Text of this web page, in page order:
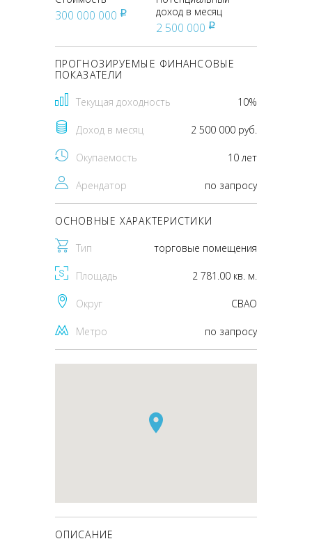
300 000 000 pуб
доход в месяц
2 500 000 pуб
ПРОГНОЗИРУЕМЫЕ ФИНАНСОВЫЕ
ПОКАЗАТЕЛИ
Текущая доходность 10%
Доход в месяц 2 500 000 руб.
Окупаемость 10 лет
Арендатор по запросу
ОСНОВНЫЕ ХАРАКТЕРИСТИКИ
Тип торговые помещения
Площадь 2 781.00 кв. м.
Округ CВАО
Метро по запросу
ОПИСАНИЕ